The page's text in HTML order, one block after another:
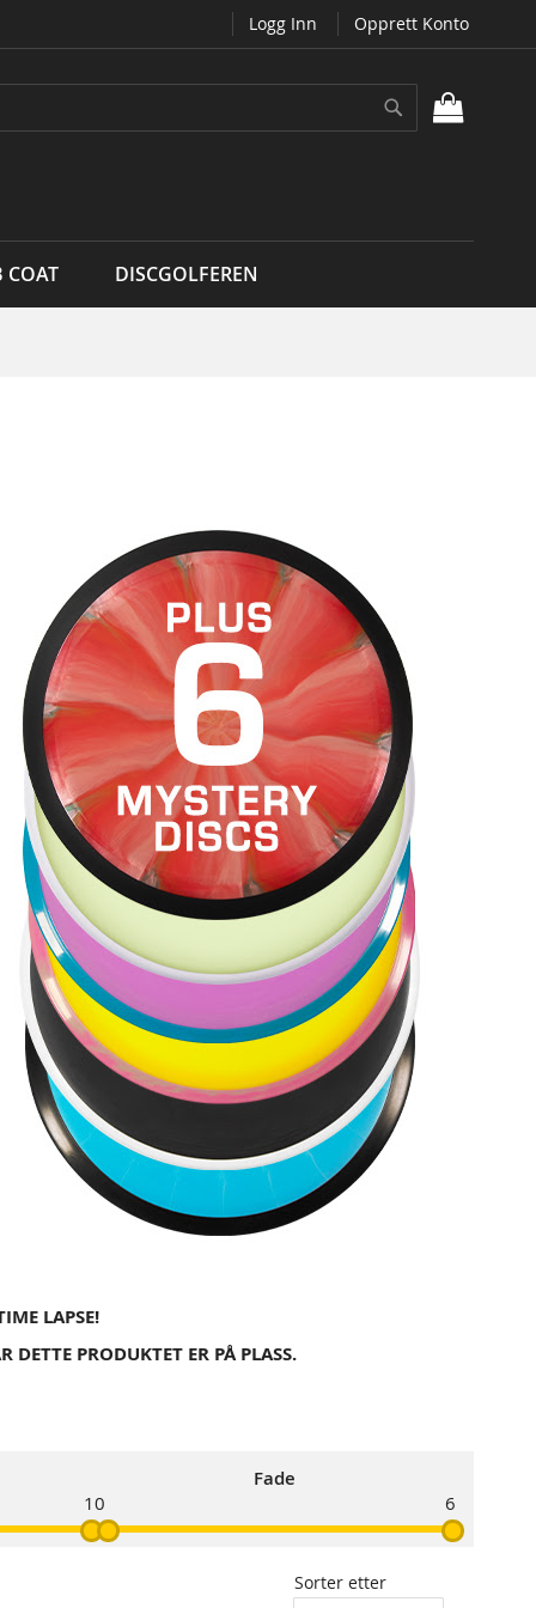
Logg Inn Opprett Konto
COAT DISCGOLFEREN
LAPSE!
DETTE PRODUKTET ER PÅ PLASS.
1
Fade
0 6
Sorter etter